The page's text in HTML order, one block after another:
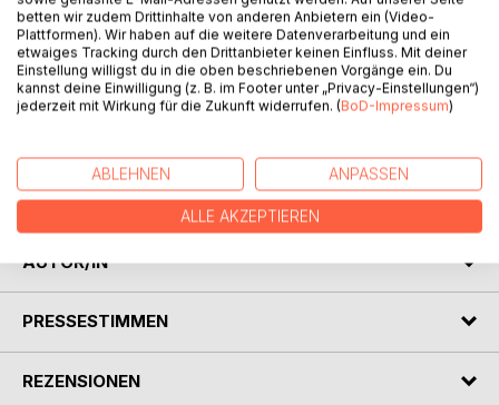
der Enge, in der Schweine wie wir ihr Dasein fristen.
Unsere Existenz ist begrenzt, unser Schicksal
vorbestimmt. Wir leben, wir wachsen, wir werden reif.
Dann, so erzählen es die Alten, kommt die Arche, um uns
ins sagenumwobene Königreich Regnum zu bringen.
dunkles Geheimnis. Was erwartet uns wirklich jenseits der
Tore von Regnum?
AUTOR/IN
PRESSESTIMMEN
REZENSIONEN
betten wir zudem Drittinhalte von anderen Anbietern ein (Video-
Plattformen). Wir haben auf die weitere Datenverarbeitung und ein
etwaiges Tracking durch den Drittanbieter keinen Einfluss. Mit deiner
Einstellung willigst du in die oben beschriebenen Vorgänge ein. Du
kannst deine Einwilligung (z. B. im Footer unter „Privacy-Einstellungen“)
jederzeit mit Wirkung für die Zukunft widerrufen. (BoD-Impressum)
ABLEHNEN ANPASSEN
ALLE AKZEPTIEREN